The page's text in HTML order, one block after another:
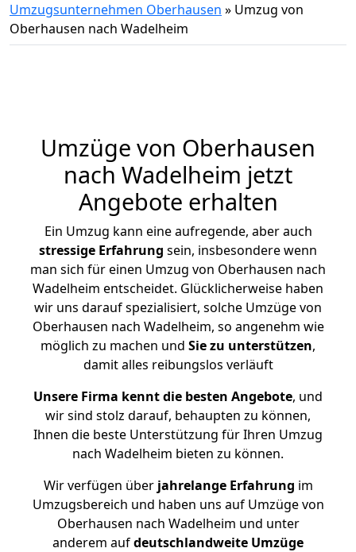
Umzugsunternehmen Oberhausen » Umzug von
Oberhausen nach Wadelheim
Umzüge von Oberhausen
nach Wadelheim jetzt
Angebote erhalten
Ein Umzug kann eine aufregende, aber auch
stressige Erfahrung sein, insbesondere wenn
man sich für einen Umzug von Oberhausen nach
Wadelheim entscheidet. Glücklicherweise haben
wir uns darauf spezialisiert, solche Umzüge von
Oberhausen nach Wadelheim, so angenehm wie
möglich zu machen und Sie zu unterstützen,
damit alles reibungslos verläuft
Unsere Firma kennt die besten Angebote, und
wir sind stolz darauf, behaupten zu können,
Ihnen die beste Unterstützung für Ihren Umzug
nach Wadelheim bieten zu können.
Wir verfügen überjahrelange Erfahrung im
Umzugsbereich und haben uns auf Umzüge von
Oberhausen nach Wadelheim und unter
anderem aufdeutschlandweite Umzüge